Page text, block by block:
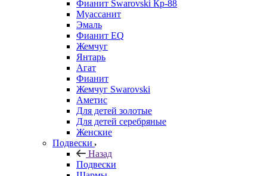
Фианит Swarovski Кр-88
Муассанит
Эмаль
Фианит EQ
Жемчуг
Янтарь
Агат
Фианит
Жемчуг Swarovski
Аметис
Для детей золотые
Для детей серебряные
Женские
Подвески
Назад
Подвески